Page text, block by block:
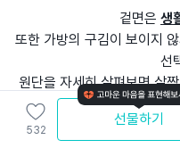
겉면은 생
또한 가방의 구김이 보이지
선
원단을 자세히 살펴보면 살
멋스러
만졌을 때의 느낌도맨들맨들
532
선물하기